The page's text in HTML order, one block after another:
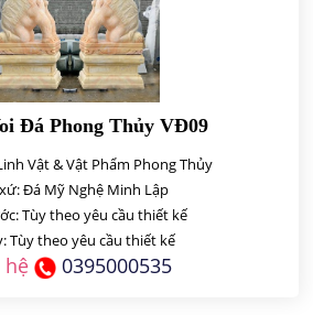
Đá Phong Thủy VĐ09
Vật & Vật Phẩm Phong Thủy
Đá Mỹ Nghệ Minh Lập
Tùy theo yêu cầu thiết kế
Tùy theo yêu cầu thiết kế
hệ 0395000535